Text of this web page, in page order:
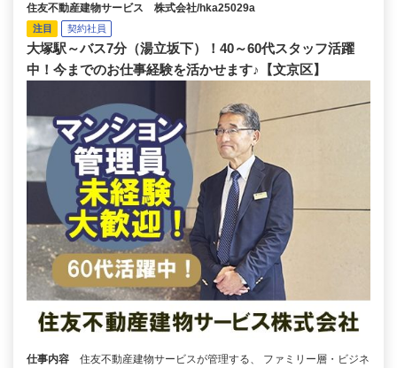
住友不動産建物サービス 株式会社/hka25029a
注目 契約社員
大塚駅～バス7分（湯立坂下）！40～60代スタッフ活躍
中！今までのお仕事経験を活かせます♪【文京区】
仕事内容
住友不動産建物サービスが管理する、 ファミリー層・ビジネ